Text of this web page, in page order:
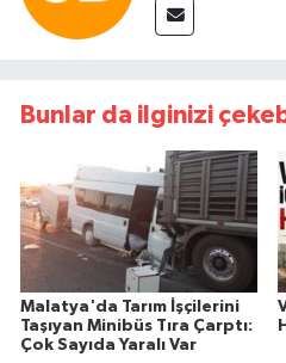
Bunlar da ilginizi
Malatya'da Tarım İşçilerini
Taşıyan Minibüs Tıra Çarptı:
Çok Sayıda Yaralı Var